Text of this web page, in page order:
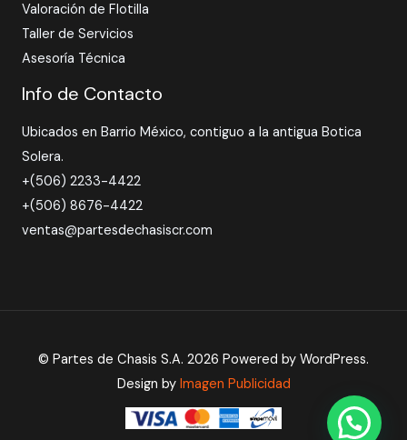
Valoración de Flotilla
Taller de Servicios
Asesoría Técnica
Info de Contacto
Ubicados en Barrio México, contiguo a la antigua Botica
Solera.
+(506) 2233-4422
+(506) 8676-4422
ventas@partesdechasiscr.com
© Partes de Chasis S.A. 2026 Powered by WordPress.
Design by Imagen Publicidad